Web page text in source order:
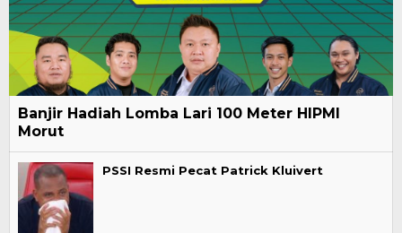
Banjir Hadiah Lomba Lari 100 Meter HIPMI
Morut
PSSI Resmi Pecat Patrick Kluivert